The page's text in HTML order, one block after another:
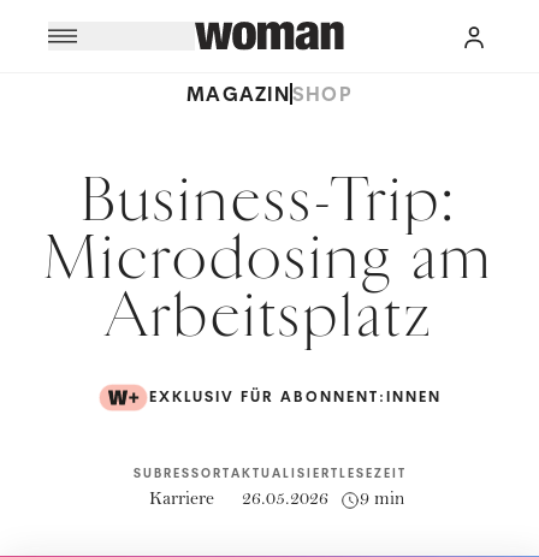
MAGAZINSHOP
Business-Trip:
Microdosing am
Arbeitsplatz
EXKLUSIV FÜR ABONNENT:INNEN
SUBRESSORT
Karriere
AKTUALISIERT
26.05.2026
LESEZEIT
9 min